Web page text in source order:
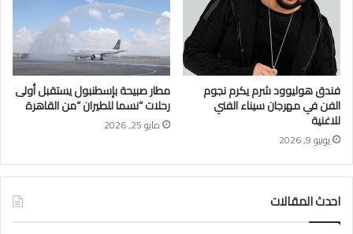
فندق هوليوود شرم يكرم نجوم
الفن في مهرجان سيناء الفني
للاغنية
يونيو 9, 2026
مطار صبيحة بإسطنبول يستقبل أولى
رحلات “نسما للطيران “من القاهرة
مايو 25, 2026
احدث المقالات